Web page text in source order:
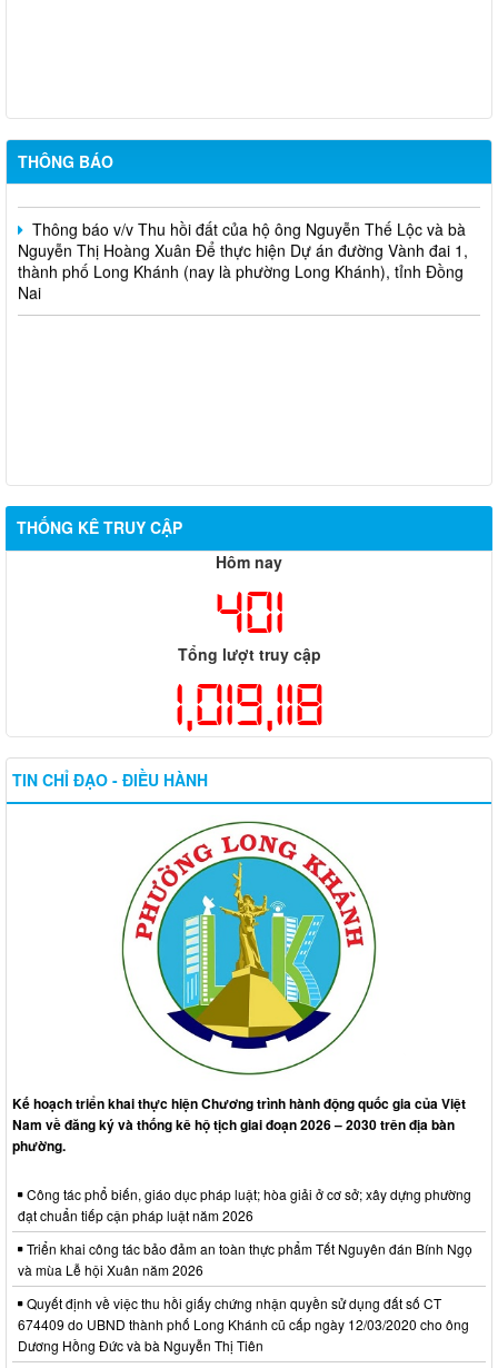
THÔNG BÁO
bà Lưu Thị Trí Để thực hiện Dự án đường Vành đai 1, thành phố
Long Khánh (nay là phường Long Khánh), tỉnh Đồng Nai
Thông báo v/v Thu hồi đất của hộ ông Nguyễn Thế Lộc và bà
Nguyễn Thị Hoàng Xuân Để thực hiện Dự án đường Vành đai 1,
thành phố Long Khánh (nay là phường Long Khánh), tỉnh Đồng
Nai
THỐNG KÊ TRUY CẬP
Hôm nay
401
Tổng lượt truy cập
1,019,118
TIN CHỈ ĐẠO - ĐIỀU HÀNH
Kế hoạch triển khai thực hiện Chương trình hành động quốc gia của Việt
Nam về đăng ký và thống kê hộ tịch giai đoạn 2026 – 2030 trên địa bàn
phường.
Công tác phổ biến, giáo dục pháp luật; hòa giải ở cơ sở; xây dựng phường
đạt chuẩn tiếp cận pháp luật năm 2026
Triển khai công tác bảo đảm an toàn thực phẩm Tết Nguyên đán Bính Ngọ
và mùa Lễ hội Xuân năm 2026
Quyết định về việc thu hồi giấy chứng nhận quyền sử dụng đất số CT
674409 do UBND thành phố Long Khánh cũ cấp ngày 12/03/2020 cho ông
Dương Hồng Đức và bà Nguyễn Thị Tiên